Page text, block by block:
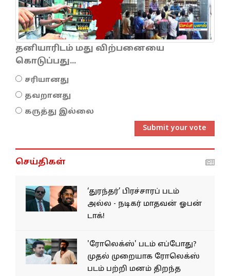
தனியாரிடம் மது விற்பனையை
கொடுப்பது...
சரியானது
தவறானது
கருத்து இல்லை
Submit your vote
செய்திகள்
‘துரந்தர்’ பிரச்சாரப் படம்
அல்ல - நடிகர் மாதவன் ஓபன்
டாக்!
'ரோலெக்ஸ்' படம் எப்போது?
முதல் முறையாக ரோலெக்ஸ்
படம் பற்றி மனம் திறந்த